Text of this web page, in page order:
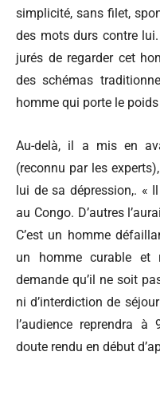
simplicité, sans filet,
des mots durs contre
jurés de regarder cet
des schémas
homme qui porte le
Au-delà, il a mis en
(reconnu par les
lui de sa dépression,. «
au Congo. D’autres
C’est un homme
un homme curable et
demande qu’il ne soit
ni d’interdiction de
l’audience reprendra
doute rendu en début